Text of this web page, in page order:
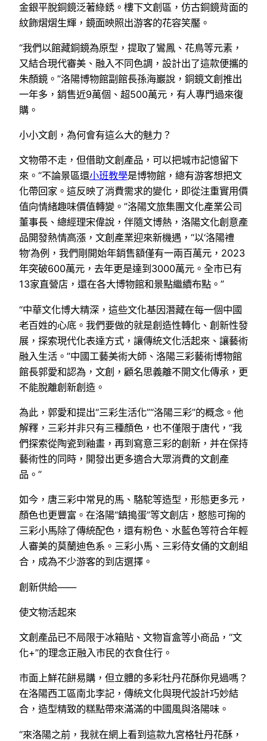
金銀平脫銅鏡泛著綠銹。樓下文創區，仿古銅鏡背面的
紋飾熠熠生輝，鏡面映照出游客的花容笑靨。
“我們以館藏銅鏡為原型，提取了鸞鳳、花鳥等元素，
又結合現代審美、融入不同色調，設計出了這款便攜的
朱顏鏡。”洛陽博物館副館長孫海巖說，銅鏡文創推出
一年多，銷售近9萬個、超500萬元，有人專門過來復
購。
小小文創，為何會有這么大的魅力？
文物帶不走，但借助文創產品，可以把城市記憶留下
來。“不論景區還小班教學是博物館，總有游客想把文
化帶回家。這反映了消費需求的變化，即從注重實用價
值向情緒趣味價值轉變。”洛陽文旅集團文化產業公司
董事長、總經理宋偉說，伴隨文博熱，洛陽文化創意產
品開發熱情高漲，文創產業迎來新機遇，“以‘洛陽禮
物’為例，我們剛開始年銷售額僅有一兩百萬元，2023
年突破600萬元，去年更是達到3000萬元。全市已有
13家直營店，還在各大博物館和景點繼續布點。”
“中華文化博大精深，這些文化基因潛藏在每一個中國
老百姓的心底。我們要做的就是創造性轉化、創新性發
展，探索現代化表達方式，讓傳統文化活起來、讓藝術
融入生活。”中國工藝美術大師、洛陽三彩藝術博物館
館長郭愛和認為，文創，顧名思義離不開文化傳承，更
不能脫離創新創造。
為此，郭愛和提出“三彩生活化”“洛陽三彩”的概念。他
解釋，三彩并非只有三種顏色，也不僅限于唐代，“我
們探索從陶瓷到釉畫，再到寫意三彩的創新，并在保持
藝術性的同時，開發出更多適合大眾消費的文創產
品。”
如今，唐三彩中常見的馬、駱駝等造型，形態更多元，
顏色也更豐富。在洛陽“鎮搗蛋”等文創店，憨態可掬的
三彩小馬除了傳統配色，還有粉色、水藍色等符合年輕
人審美的莫蘭迪色系。三彩小馬、三彩侍女俑的文創組
合，成為不少游客的到店選擇。
創新供給——
使文物活起來
文創產品已不局限于冰箱貼、文物盲盒等小商品，“文
化+”的理念正融入市民的衣食住行。
市面上鮮花餅易購，但立體的多彩牡丹花酥你見過嗎？
在洛陽西工區南北李記，傳統文化與現代設計巧妙結
合，造型精致的糕點帶來滿滿的中國風與洛陽味。
“來洛陽之前，我就在網上看到這款九宮格牡丹花酥，